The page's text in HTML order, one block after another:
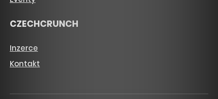
CZECHCRUNCH
Inzerce
Kontakt